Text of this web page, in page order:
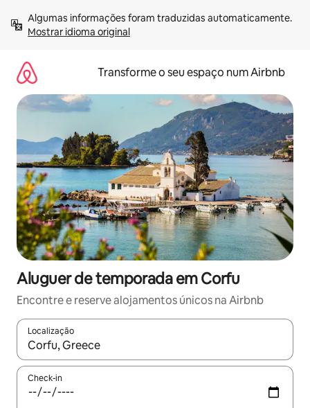
para
Mostrar idioma original
Transforme o seu espaço num Airbnb
Aluguer de temporada em Corfu
Encontre e reserve alojamentos únicos na Airbnb
Localização
Quando os resultados estiverem disponíveis, navegue com
Check-in